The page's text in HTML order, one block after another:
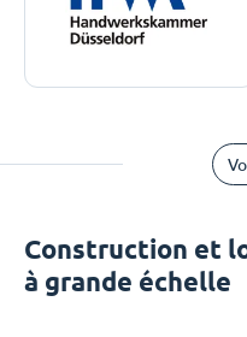
Construction et
à grande échelle